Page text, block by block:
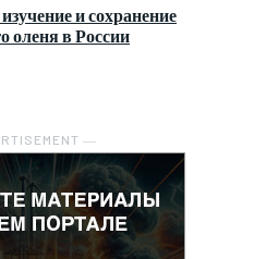
и сохранение
оленя в России
―